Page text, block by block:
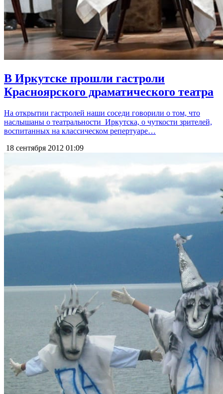
В Иркутске прошли гастроли
Красноярского драматического театра
На открытии гастролей наши соседи говорили о том, что
наслышаны о театральности Иркутска, о чуткости зрителей,
воспитанных на классическом репертуаре…
18 сентября 2012 01:09